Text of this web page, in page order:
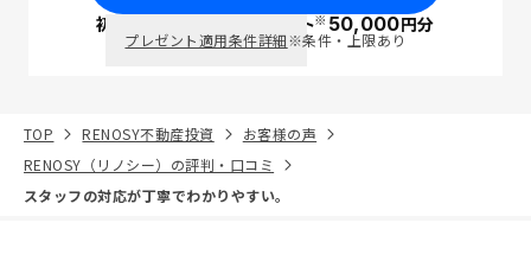
初回面談で ポイント※50,000円分
プレゼント適用条件詳細※条件・上限あり
TOP RENOSY不動産投資
お客様の声
RENOSY（リノシー）の評判・口コミ
スタッフの対応が丁寧でわかりやすい。